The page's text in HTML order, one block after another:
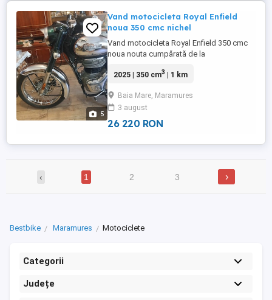
5
Vand motocicleta Royal Enfield
noua 350 cmc nichel
Vand motocicleta Royal Enfield 350 cmc
noua nouta cumpărată de la
Napoca Are 1 km Se afla in sufrageria
stelar cu nichelTop in gama ei Ofer fiscal
pe loc Motocicleta a costat cu tot cu
achiziție carte RAR transport înmatriculare
2025 | 350 cm3 | 1 km
Baia Mare, Maramures
3 august
26 220 RON
‹ 1 2 3 ›
Bestbike Maramures Motociclete
Categorii
Județe